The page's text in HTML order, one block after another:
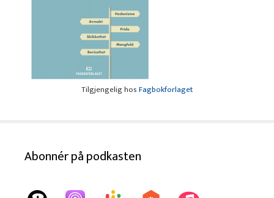
Tilgjengelig hosFagbokforlaget
Abonnér på podkasten